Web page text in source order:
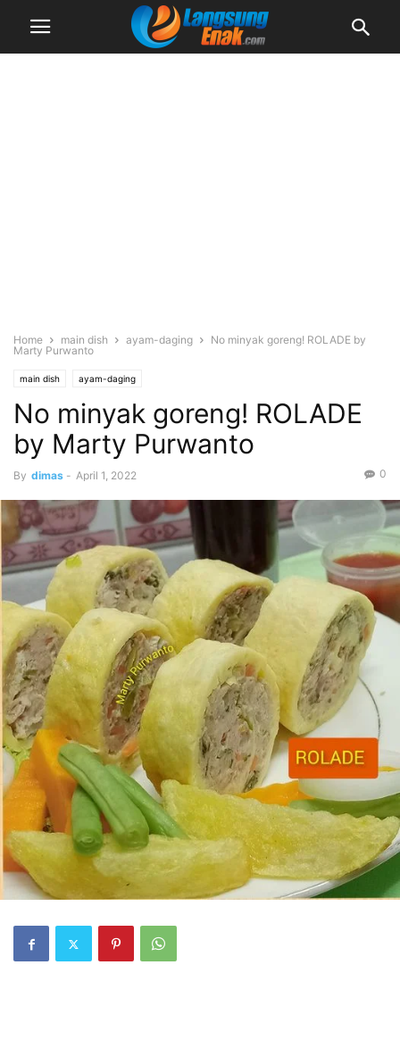
Home main dish ayam-daging
No minyak goreng! ROLADE by
Marty Purwanto
main dish ayam-daging
No minyak goreng! ROLADE
by Marty Purwanto
By dimas - April 1, 2022 0